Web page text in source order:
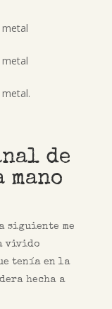
de
mano
siguiente me
vivido
tenía en la
hecha a